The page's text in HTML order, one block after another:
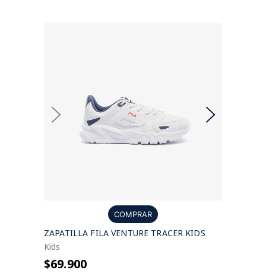
COMPRAR
ZAPATILLA FILA VENTURE TRACER KIDS
Kids
$69.900